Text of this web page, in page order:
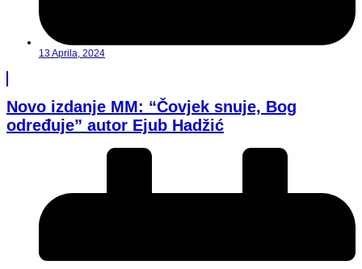
13 Aprila, 2024
Novo izdanje MM: “Čovjek snuje, Bog
određuje” autor Ejub Hadžić